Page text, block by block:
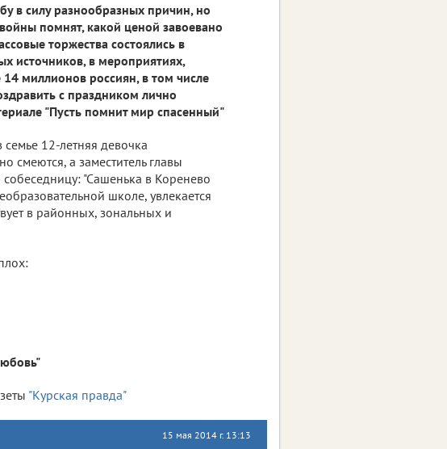
в силу разнообразных причин, но
помнят, какой ценой завоевано
торжества состоялись в
источников, в мероприятиях,
миллионов россиян, в том числе
с праздником лично
"Пусть помнит мир спасенный"
12-летняя девочка
смеются, а заместитель главы
"Сашенька в Коренево
школе, увлекается
в районных, зональных и
"Курская правда"
15 мая 2014 г. 13:13